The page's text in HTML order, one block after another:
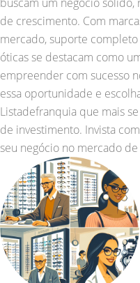
de crescimento. Com
mercado, suporte
óticas se destacam como
empreender com sucesso
essa oportunidade e
Listadefranquia que mais
de investimento. Invista
seu negócio no mercado de